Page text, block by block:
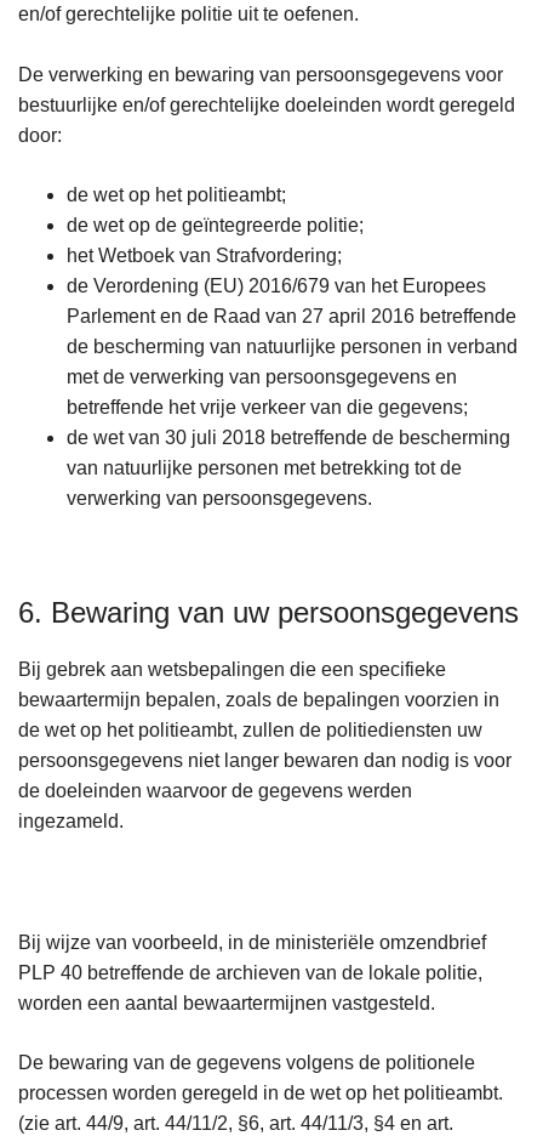
en/of gerechtelijke politie uit te oefenen.
De verwerking en bewaring van persoonsgegevens voor
bestuurlijke en/of gerechtelijke doeleinden wordt geregeld
door:
de wet op het politieambt;
de wet op de geïntegreerde politie;
het Wetboek van Strafvordering;
de Verordening (EU) 2016/679 van het Europees
Parlement en de Raad van 27 april 2016 betreffende
de bescherming van natuurlijke personen in verband
met de verwerking van persoonsgegevens en
betreffende het vrije verkeer van die gegevens;
de wet van 30 juli 2018 betreffende de bescherming
van natuurlijke personen met betrekking tot de
verwerking van persoonsgegevens.
6. Bewaring van uw persoonsgegevens
Bij gebrek aan wetsbepalingen die een specifieke
bewaartermijn bepalen, zoals de bepalingen voorzien in
de wet op het politieambt, zullen de politiediensten uw
persoonsgegevens niet langer bewaren dan nodig is voor
de doeleinden waarvoor de gegevens werden
ingezameld.
Bij wijze van voorbeeld, in de ministeriële omzendbrief
PLP 40 betreffende de archieven van de lokale politie,
worden een aantal bewaartermijnen vastgesteld.
De bewaring van de gegevens volgens de politionele
processen worden geregeld in de wet op het politieambt.
(zie art. 44/9, art. 44/11/2, §6, art. 44/11/3, §4 en art.